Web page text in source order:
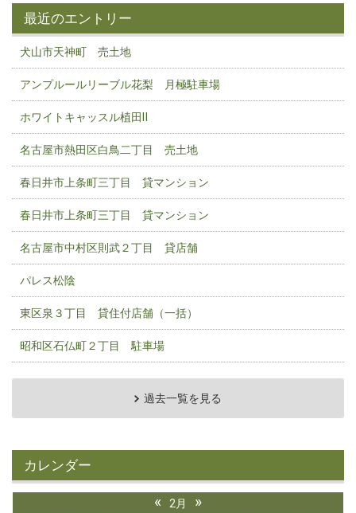
最近のエントリー
犬山市天神町 売土地
アンプルールリーブル花梨 月極駐車場
ホワイトキャッスル植田Ⅱ
名古屋市熱田区白鳥二丁目 売土地
春日井市上条町三丁目 貸マンション
春日井市上条町三丁目 貸マンション
名古屋市中村区則武２丁目 貸店舗
パレス松陰
東区泉３丁目 貸住付店舗（一括）
昭和区石仏町２丁目 駐車場
過去一覧を見る
カレンダー
« 2月 »